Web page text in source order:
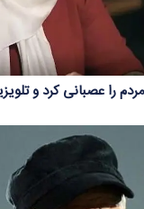
را عصبانی کرد و